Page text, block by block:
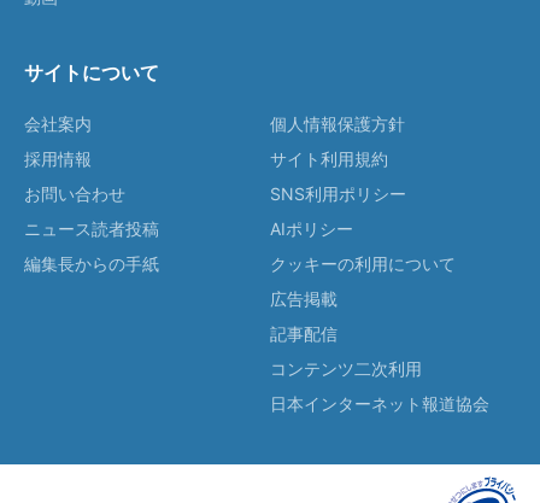
サイトについて
会社案内
採用情報
お問い合わせ
ニュース読者投稿
編集長からの手紙
個人情報保護方針
サイト利用規約
SNS利用ポリシー
AIポリシー
クッキーの利用について
広告掲載
記事配信
コンテンツ二次利用
日本インターネット報道協会